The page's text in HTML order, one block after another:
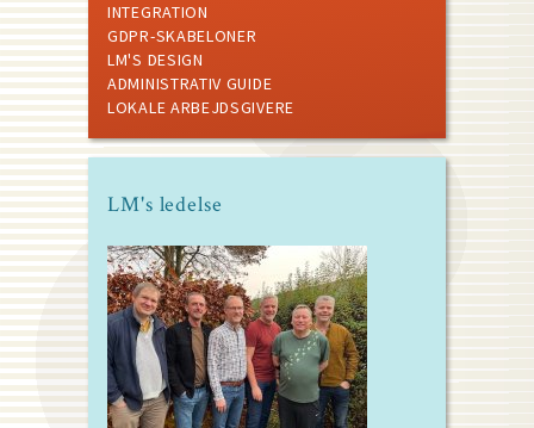
INTEGRATION
GDPR-SKABELONER
LM'S DESIGN
ADMINISTRATIV GUIDE
LOKALE ARBEJDSGIVERE
LM's ledelse